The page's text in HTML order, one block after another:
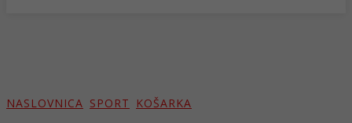
NASLOVNICA SPORT KOŠARKA